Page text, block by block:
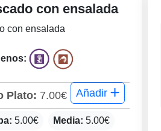
con ensalada
con ensalada
Añadir
Plato: 7.00€
5.00€ Media: 5.00€